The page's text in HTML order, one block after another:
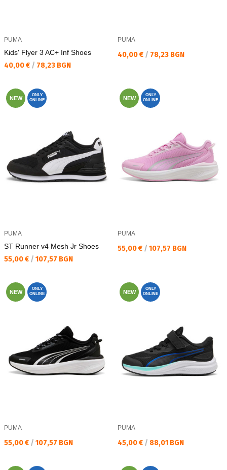
PUMA
Kids' Flyer 3 AC+ Inf Shoes
Текуща цена:
40,00 € / 78,23 BGN
PUMA
Текуща цена:
40,00 € / 78,23 BGN
NEW
ONLY
ONLINE
PUMA
ST Runner v4 Mesh Jr Shoes
Текуща цена:
55,00 € / 107,57 BGN
NEW
ONLY
ONLINE
PUMA
Текуща цена:
55,00 € / 107,57 BGN
NEW
ONLY
ONLINE
PUMA
Текуща цена:
55,00 € / 107,57 BGN
NEW
ONLY
ONLINE
PUMA
Текуща цена:
45,00 € / 88,01 BGN